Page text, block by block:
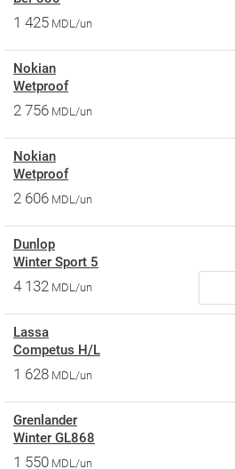
1 425 MDL/un
Nokian
Wetproof
2 756 MDL/un
Nokian
Wetproof
2 606 MDL/un
Dunlop
Winter Sport 5
4 132 MDL/un
Lassa
Competus H/L
1 628 MDL/un
Grenlander
Winter GL868
1 550 MDL/un